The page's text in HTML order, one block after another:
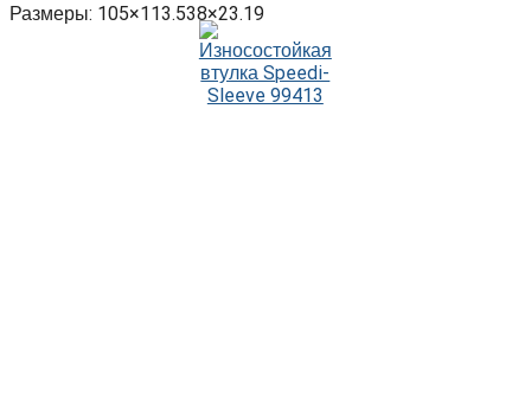
Размеры: 105×113.538×23.19